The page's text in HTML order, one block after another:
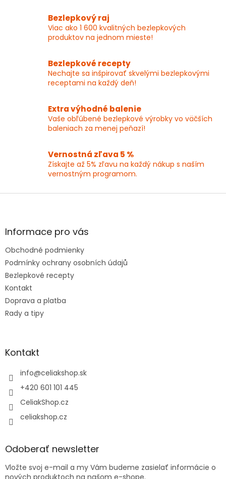
á
d
a
i
e
p
r
k
y
v
ý
i
s
u
Bezlepkový raj
Viac ako 1 600 kvalitných bezlepkových
produktov na jednom mieste!
Bezlepkové recepty
Nechajte sa inšpirovať skvelými bezlepkovými
receptami na každý deň!
Extra výhodné balenie
Vaše obľúbené bezlepkové výrobky vo väčších
baleniach za menej peňazí!
Vernostná zľava 5 %
Získajte až 5% zľavu na každý nákup s naším
vernostným programom.
Z
ä
e
Informace pro vás
Obchodné podmienky
Podmínky ochrany osobních údajů
Bezlepkové recepty
Kontakt
Doprava a platba
Rady a tipy
Kontakt
info@celiakshop.sk
+420 601 101 445
CeliakShop.cz
celiakshop.cz
Odoberať newsletter
Vložte svoj e-mail a my Vám budeme zasielať informácie o
nových produktoch na našom e-shope.